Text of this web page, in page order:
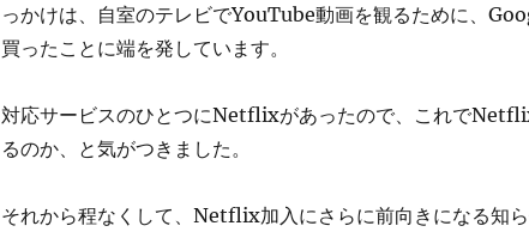
っかけは、自室のテレビでYouTube動画を観るために、
買ったことに端を発しています。
対応サービスのひとつにNetflixがあったので、これで
るのか、と気がつきました。
それから程なくして、Netflix加入にさらに前向きになる知ら